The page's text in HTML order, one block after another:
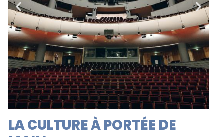
L'OPÉRA
LA CULTURE À PORTÉE DE